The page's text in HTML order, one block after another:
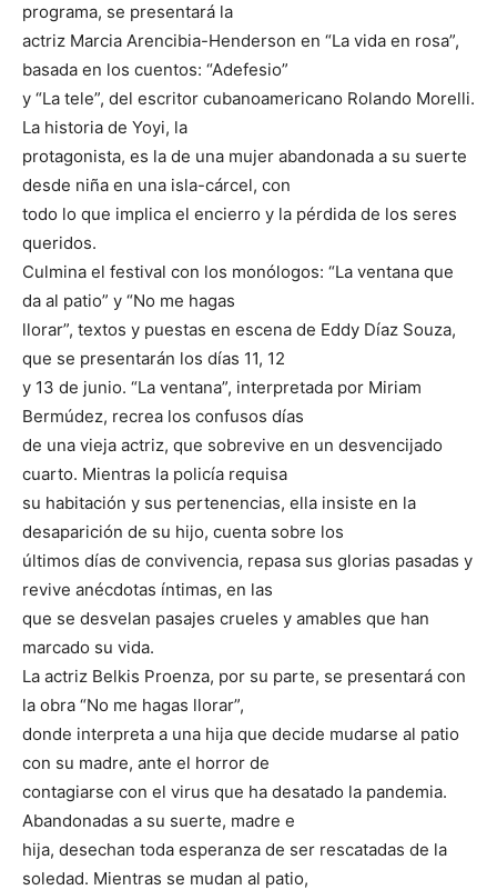
programa, se presentará la
actriz Marcia Arencibia-Henderson en “La vida en rosa”,
basada en los cuentos: “Adefesio”
y “La tele”, del escritor cubanoamericano Rolando Morelli.
La historia de Yoyi, la
protagonista, es la de una mujer abandonada a su suerte
desde niña en una isla-cárcel, con
todo lo que implica el encierro y la pérdida de los seres
queridos.
Culmina el festival con los monólogos: “La ventana que
da al patio” y “No me hagas
llorar”, textos y puestas en escena de Eddy Díaz Souza,
que se presentarán los días 11, 12
y 13 de junio. “La ventana”, interpretada por Miriam
Bermúdez, recrea los confusos días
de una vieja actriz, que sobrevive en un desvencijado
cuarto. Mientras la policía requisa
su habitación y sus pertenencias, ella insiste en la
desaparición de su hijo, cuenta sobre los
últimos días de convivencia, repasa sus glorias pasadas y
revive anécdotas íntimas, en las
que se desvelan pasajes crueles y amables que han
marcado su vida.
La actriz Belkis Proenza, por su parte, se presentará con
la obra “No me hagas llorar”,
donde interpreta a una hija que decide mudarse al patio
con su madre, ante el horror de
contagiarse con el virus que ha desatado la pandemia.
Abandonadas a su suerte, madre e
hija, desechan toda esperanza de ser rescatadas de la
soledad. Mientras se mudan al patio,